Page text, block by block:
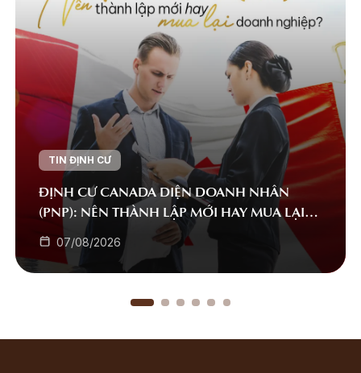
TIN ĐỊNH CƯ
ĐỊNH CƯ CANADA DIỆN DOANH NHÂN
(PNP): NÊN THÀNH LẬP MỚI HAY MUA LẠI
DOANH NGHIỆP?
07/08/2026